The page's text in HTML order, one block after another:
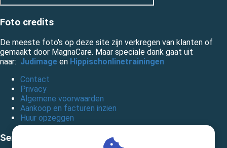
Foto credits
De meeste foto's op deze site zijn verkregen van klanten of
gemaakt door MagnaCare. Maar speciale dank gaat uit
naar: Judimage en Hippischonlinetrainingen
Contact
Privacy
Algemene voorwaarden
Aankoop en facturen inzien
Huur opzeggen
Services